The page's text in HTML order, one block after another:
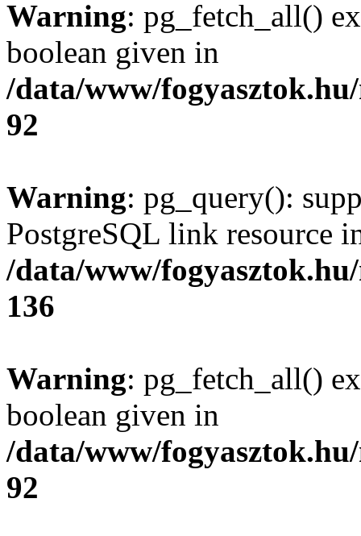
Warning: pg_fetch_all()
boolean given in
/data/www/
92
Warning: pg_query():
PostgreSQL link resource
/data/www/
136
Warning: pg_fetch_all()
boolean given in
/data/www/
92